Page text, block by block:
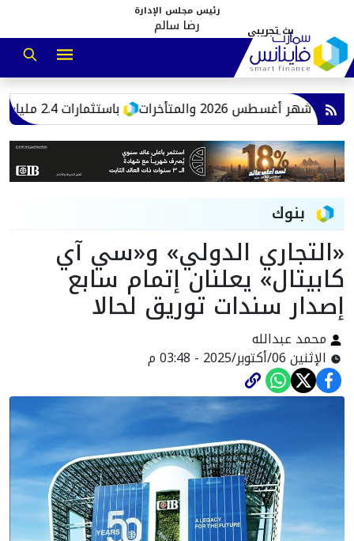
رئيس مجلس الإدارة
رضا سالم
‎باستثمارات 2.4 مليار جنيه.. اقتصادية قناة السويس: إنشاء مصانع جاهزة للاستخدامات الصناعية بالقنطرة غرب 2026 والمتأخرات
بنوك
«التجاري الدولي» و«سي آي
كابيتال» يعلنان إتمام سابع
إصدار سندات توريق لحالا
محمد عبدالله
الإثنين 06/أكتوبر/2025 - 03:48 م